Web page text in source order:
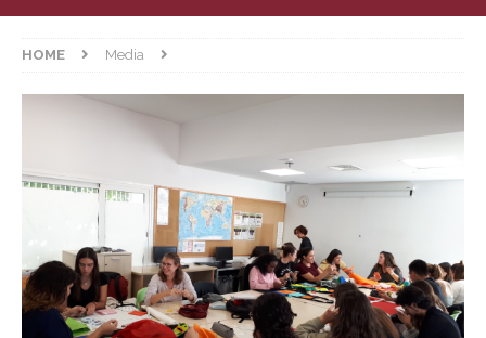
HOME Media